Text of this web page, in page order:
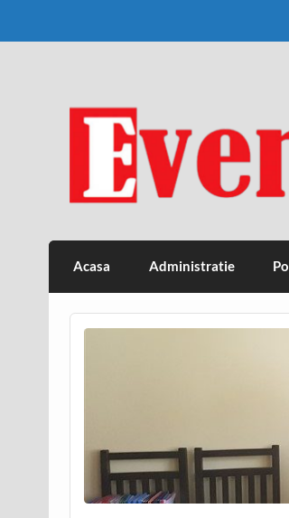
Eveniment
Acasa Administratie